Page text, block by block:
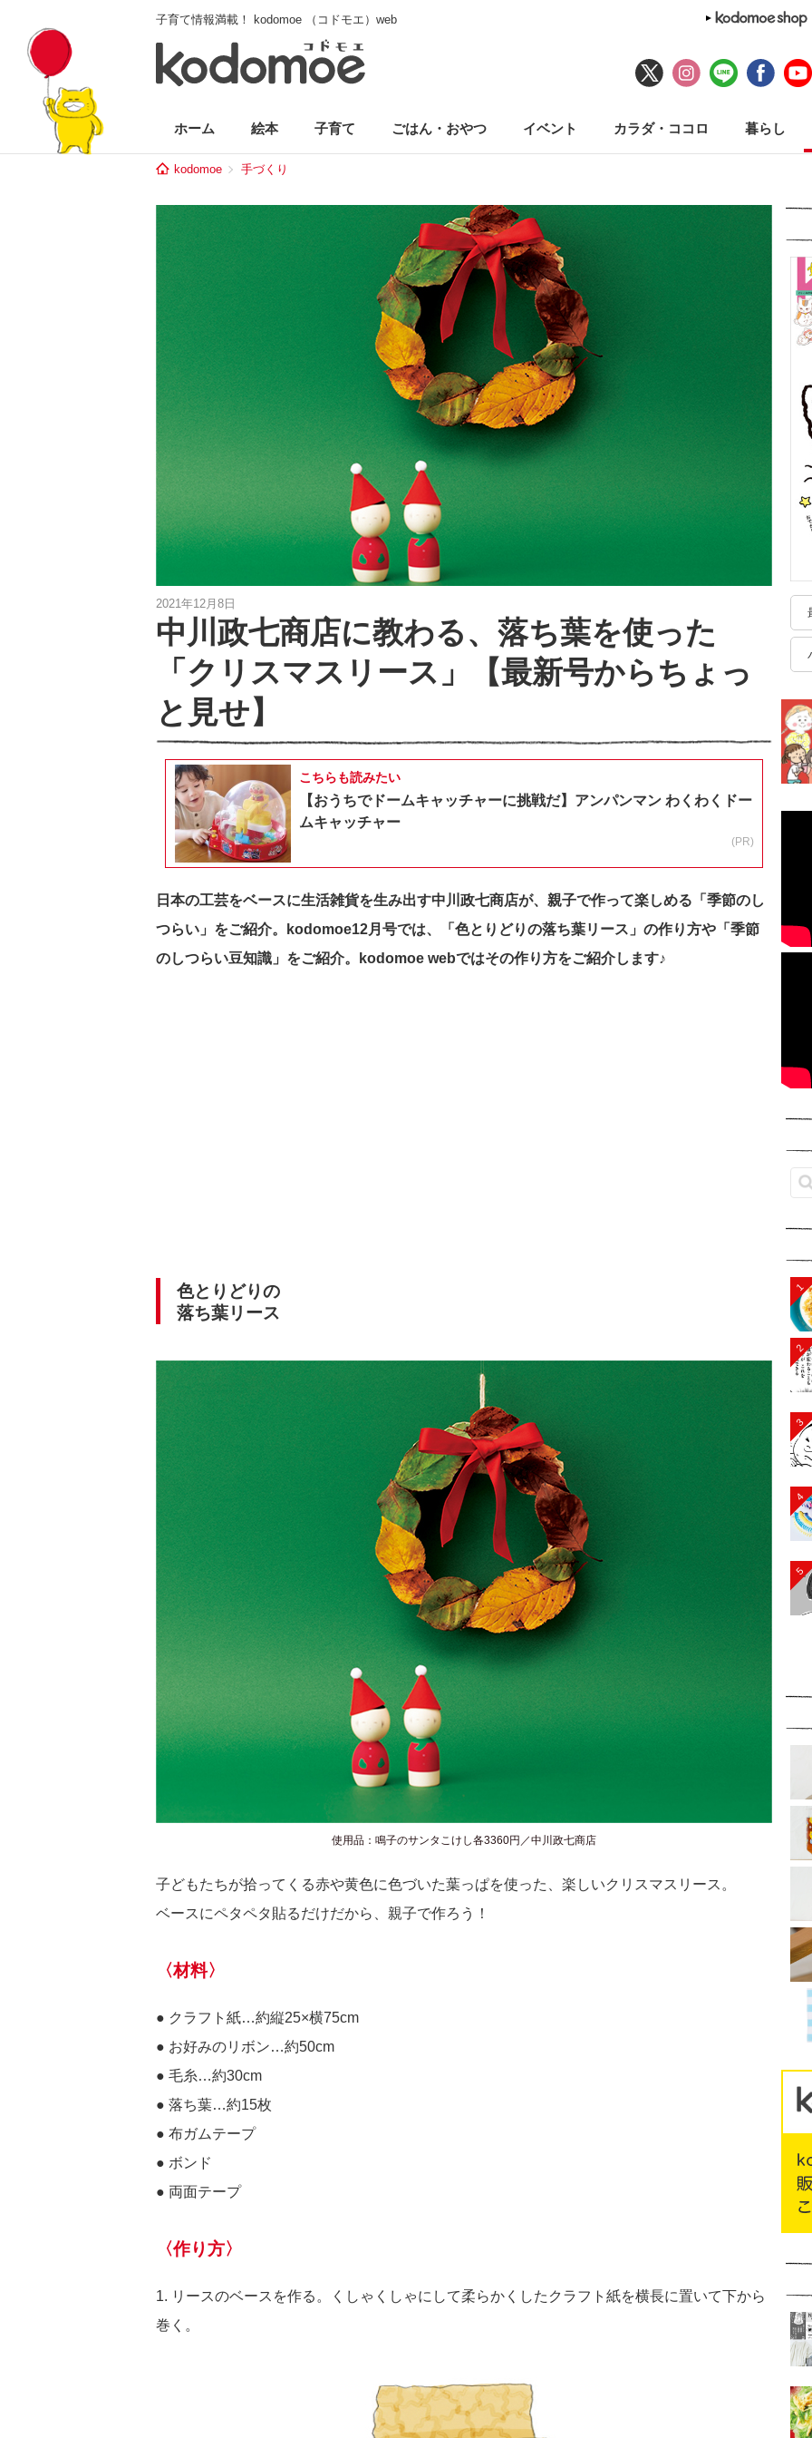
子育て情報満載！ kodomoe （コドモエ）web
ホーム 絵本 子育て ごはん・おやつ イベント カラダ・ココロ 暮らし
kodomoe 手づくり
2021年12月8日
中川政七商店に教わる、落ち葉を使った
「クリスマスリース」【最新号からちょっ
と見せ】
こちらも読みたい
【おうちでドームキャッチャーに挑戦だ】アンパンマン わくわくドー
ムキャッチャー
(PR)
日本の工芸をベースに生活雑貨を生み出す中川政七商店が、親子で作って楽しめる「季節のし
つらい」をご紹介。kodomoe12月号では、「色とりどりの落ち葉リース」の作り方や「季節
のしつらい豆知識」をご紹介。kodomoe webではその作り方をご紹介します♪
色とりどりの
落ち葉リース
使用品：鳴子のサンタこけし各3360円／中川政七商店
子どもたちが拾ってくる赤や黄色に色づいた葉っぱを使った、楽しいクリスマスリース。
ベースにペタペタ貼るだけだから、親子で作ろう！
〈材料〉
● クラフト紙…約縦25×横75cm
● お好みのリボン…約50cm
● 毛糸…約30cm
● 落ち葉…約15枚
● 布ガムテープ
● ボンド
● 両面テープ
〈作り方〉
1. リースのベースを作る。くしゃくしゃにして柔らかくしたクラフト紙を横長に置いて下から
巻く。
1
2
3
4
5